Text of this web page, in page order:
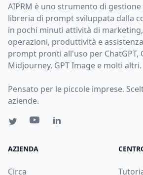
AIPRM è uno strumento di
libreria di prompt sviluppata dalla
in pochi minuti attività di
operazioni, produttività e
prompt pronti all'uso per ChatGPT,
Midjourney, GPT Image e molti altri.
Pensato per le piccole imprese.
aziende.
AZIENDA
Circa